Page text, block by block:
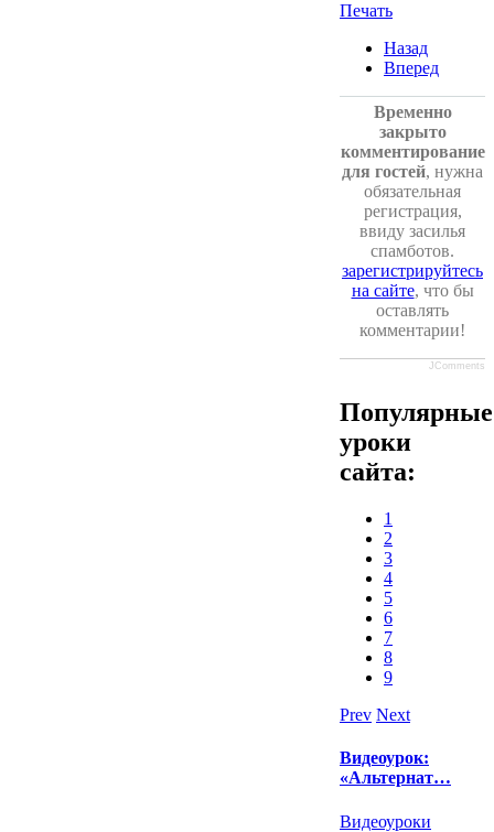
Печать
Назад
Вперед
Временно
закрыто
комментирование
для гостей, нужна
обязательная
регистрация,
ввиду засилья
спамботов.
зарегистрируйтесь
на сайте, что бы
оставлять
комментарии!
JComments
Популярные
уроки
сайта:
1
2
3
4
5
6
7
8
9
Prev Next
Видеоурок:
«Альтернат…
Видеоуроки